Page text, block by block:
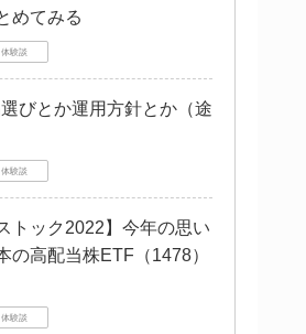
めてみる
体験談
びとか運用方針とか（途
体験談
トック2022】今年の思い
の高配当株ETF（1478）
体験談